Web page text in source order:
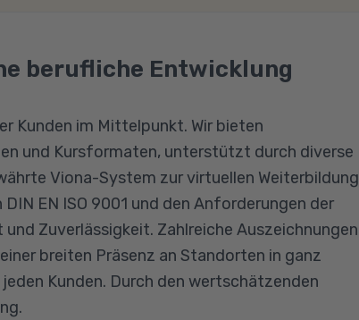
berufliche Entwicklung
Kunden im Mittelpunkt. Wir bieten
und Kursformaten, unterstützt durch diverse
Viona-System zur virtuellen Weiterbildung
EN ISO 9001 und den Anforderungen der
Zuverlässigkeit. Zahlreiche Auszeichnungen
breiten Präsenz an Standorten in ganz
Kunden. Durch den wertschätzenden